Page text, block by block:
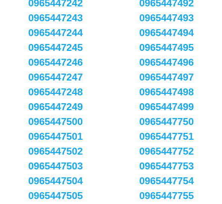
0965447242
0965447243
0965447244
0965447245
0965447246
0965447247
0965447248
0965447249
0965447492
0965447493
0965447494
0965447495
0965447496
0965447497
0965447498
0965447499
0965447500
0965447501
0965447502
0965447503
0965447504
0965447505
0965447750
0965447751
0965447752
0965447753
0965447754
0965447755